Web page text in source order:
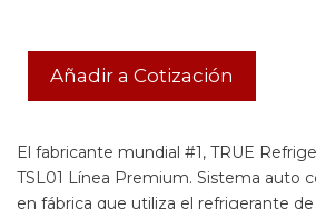
Añadir a Cotización
El fabricante mundial #1, TRUE
TSL01 Línea Premium. Sistema auto
en fábrica que utiliza el refrigerante